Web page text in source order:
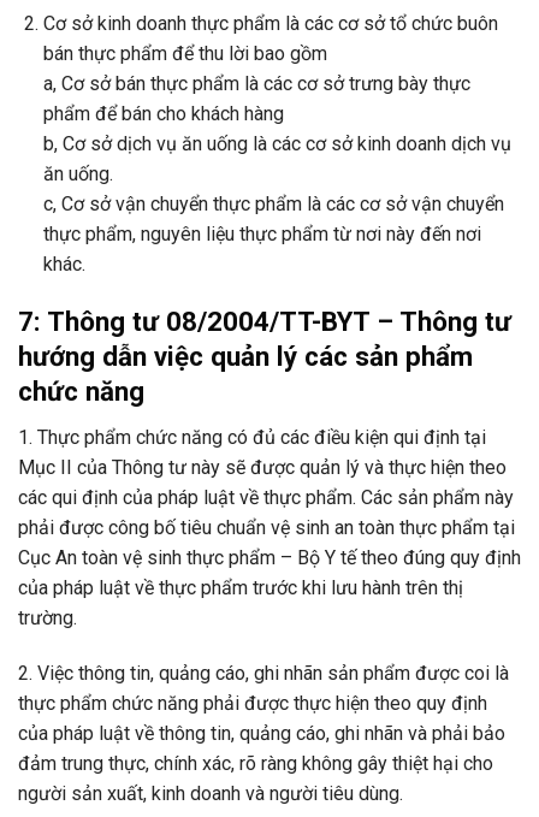
Cơ sở kinh doanh thực phẩm là các cơ sở tổ chức buôn
bán thực phẩm để thu lời bao gồm
a, Cơ sở bán thực phẩm là các cơ sở trưng bày thực
phẩm để bán cho khách hàng
b, Cơ sở dịch vụ ăn uống là các cơ sở kinh doanh dịch vụ
ăn uống.
c, Cơ sở vận chuyển thực phẩm là các cơ sở vận chuyển
thực phẩm, nguyên liệu thực phẩm từ nơi này đến nơi
khác.
7: Thông tư 08/2004/TT-BYT – Thông tư
hướng dẫn việc quản lý các sản phẩm
chức năng
1. Thực phẩm chức năng có đủ các điều kiện qui định tại
Mục II của Thông tư này sẽ được quản lý và thực hiện theo
các qui định của pháp luật về thực phẩm. Các sản phẩm này
phải được công bố tiêu chuẩn vệ sinh an toàn thực phẩm tại
Cục An toàn vệ sinh thực phẩm – Bộ Y tế theo đúng quy định
của pháp luật về thực phẩm trước khi lưu hành trên thị
trường.
2. Việc thông tin, quảng cáo, ghi nhãn sản phẩm được coi là
thực phẩm chức năng phải được thực hiện theo quy định
của pháp luật về thông tin, quảng cáo, ghi nhãn và phải bảo
đảm trung thực, chính xác, rõ ràng không gây thiệt hại cho
người sản xuất, kinh doanh và người tiêu dùng.